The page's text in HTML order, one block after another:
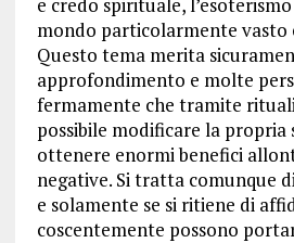
mondo particolarmente vasto
Questo tema merita
approfondimento e molte
fermamente che tramite
possibile modificare la propria
ottenere enormi benefici
negative. Si tratta comunque
e solamente se si ritiene di
coscentemente possono